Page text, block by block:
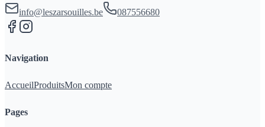
info@leszarsouilles.be 087556680
Navigation
AccueilProduitsMon compte
Pages